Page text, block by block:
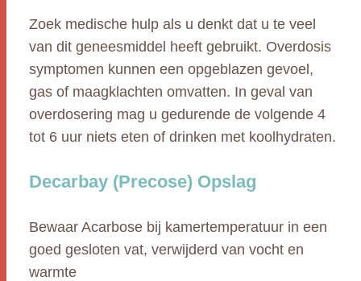
Zoek medische hulp als u denkt dat u te veel
van dit geneesmiddel heeft gebruikt. Overdosis
symptomen kunnen een opgeblazen gevoel,
gas of maagklachten omvatten. In geval van
overdosering mag u gedurende de volgende 4
tot 6 uur niets eten of drinken met koolhydraten.
Decarbay (Precose) Opslag
Bewaar Acarbose bij kamertemperatuur in een
goed gesloten vat, verwijderd van vocht en
warmte